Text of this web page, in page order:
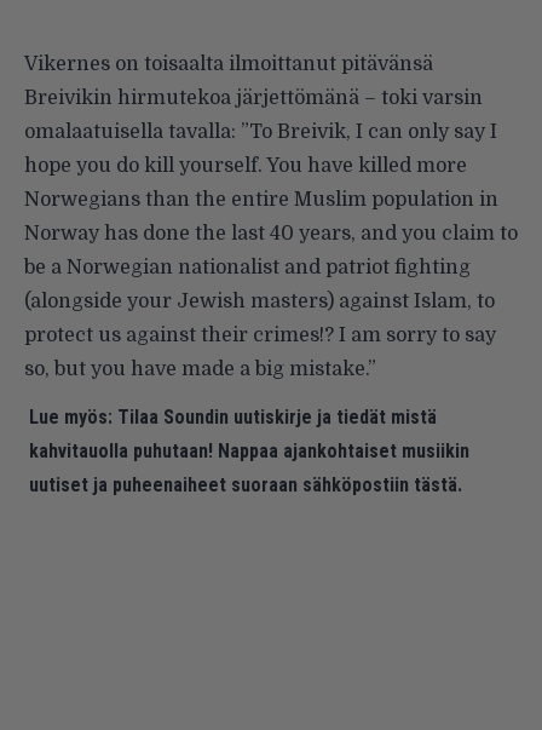
Vikernes on toisaalta ilmoittanut pitävänsä
Breivikin hirmutekoa järjettömänä – toki varsin
omalaatuisella tavalla: ”To Breivik, I can only say I
hope you do kill yourself. You have killed more
Norwegians than the entire Muslim population in
Norway has done the last 40 years, and you claim to
be a Norwegian nationalist and patriot fighting
(alongside your Jewish masters) against Islam, to
protect us against their crimes!? I am sorry to say
so, but you have made a big mistake.”
Lue myös: Tilaa Soundin uutiskirje ja tiedät mistä
kahvitauolla puhutaan! Nappaa ajankohtaiset musiikin
uutiset ja puheenaiheet suoraan sähköpostiin tästä.